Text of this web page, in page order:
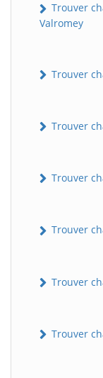
Trouver
Valromey
Trouver
Trouver
Trouver
Trouver
Trouver
Trouver